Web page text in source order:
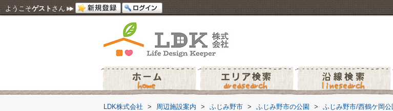
ようこそゲスト さん
LDK株式会社 > 周辺施設案内 > ふじみ野市 > ふじみ野市の公園 > ふじみ野市/西鶴ケ岡公